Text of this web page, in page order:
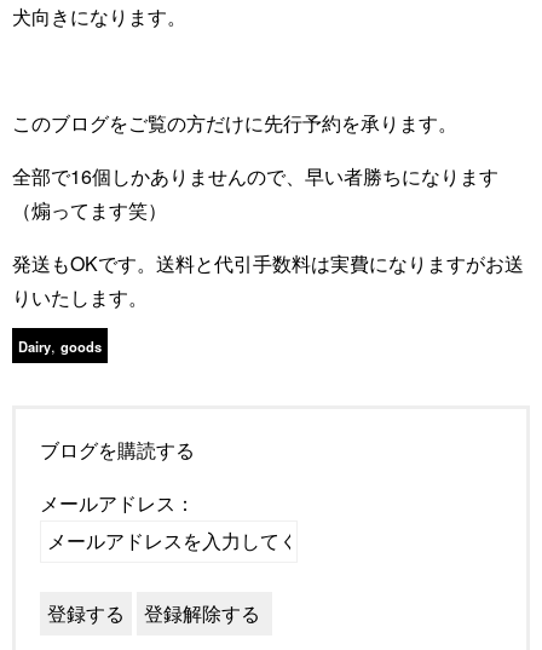
犬向きになります。
このブログをご覧の方だけに先行予約を承ります。
全部で16個しかありませんので、早い者勝ちになります
（煽ってます笑）
発送もOKです。送料と代引手数料は実費になりますがお送
りいたします。
Dairy, goods
ブログを購読する
メールアドレス：